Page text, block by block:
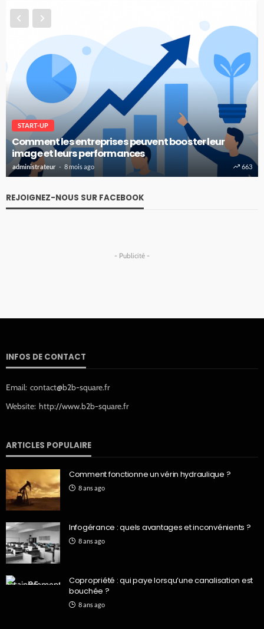
START-UP
Comment les entreprises peuvent booster leur
image et leurs performances
administrateur 8 mois ago 663
REJOIGNEZ-NOUS SUR FACEBOOK
- Publicité -
INFOS DE CONTACT
Email: contact@b2b-square.fr
Website: http://www.b2b-square.fr
ARTICLES POPULAIRE
Comment fonctionne un vérin hydraulique ?
8 ans ago
Infogérance : quels avantages et inconvénients ?
8 ans ago
Copropriété : qui paye lorsqu’une canalisation est
bouchée ?
8 ans ago